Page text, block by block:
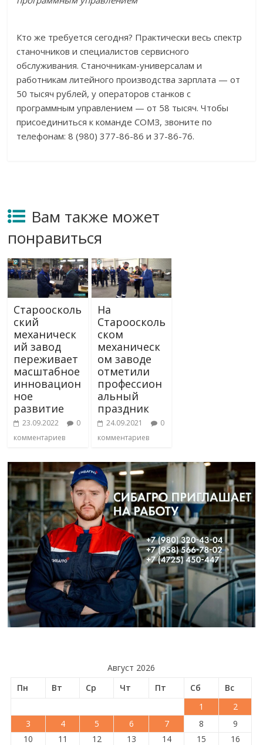
Кто же требуется сегодня? Практически весь спектр
станочников и специалистов сервисного
обслуживания. Станочникам-универсалам и
работникам литейного производства зарплата — от
50 тысяч рублей, у операторов станков с
программным управлением — от 58 тысяч. Чтобы
присоединиться к команде СОМЗ, звоните по
телефонам: 8 (980) 377-86-86 и 37-86-76.
Вам также может
понравиться
Староосколь
ский
механическ
ий завод
переживает
масштабное
инновацион
ное
развитие
23.09.2022
0
комментариев
На
Староосколь
ском
механическ
ом заводе
отметили
профессион
альный
праздник
24.09.2021
0
комментариев
Август 2026
Пн
Вт Ср Чт Пт Сб
Вс
1
2
3
4 5 6 7 8
9
10
11 12 13 14 15
16